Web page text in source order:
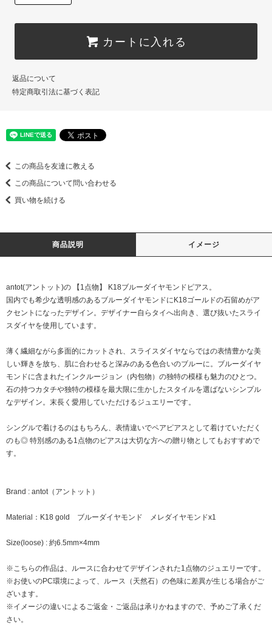
カートに入れる
返品について
特定商取引法に基づく表記
この商品を友達に教える
この商品について問い合わせる
買い物を続ける
商品説明 イメージ
antot(アントット)の 【1点物】 K18ブルーダイヤモンドピアス。
国内でも希少な透明感のあるブルーダイヤモンドにK18ゴールドの石留めがア
クセントになったデザイン。デザイナー自らタイへ出向き、選び抜いたスライ
スダイヤを使用しています。
薄く繊細ながら多面的にカットされ、スライスダイヤならではの表情豊かな美
しい輝きを放ち、肌に合わせると深みのある色合いのブルーに。ブルーダイヤ
モンドに含まれたインクルージョン（内包物）の独特の模様も魅力のひとつ。
石の持つカタチや独特の模様を最大限に生かしたスタイルを選ばないシンプル
なデザイン。末長く愛用していただけるジュエリーです。
シングルで着けるのはもちろん、表情違いでペアピアスとして着けていただく
のも◎ 特別感のある1点物のピアスは大切な方への贈り物としてもおすすめで
す。
Brand : antot（アントット）
Material：K18 gold ブルーダイヤモンド メレダイヤモンドx1
Size(loose) : 約6.5mm×4mm
※こちらの作品は、ルースに合わせてデザインされた1点物のジュエリーです。
※お使いのPC環境によって、ルース（天然石）の色味に差異が生じる場合がご
ざいます。
※イメージの違いによるご返金・ご返品は承りかねますので、予めご了承くだ
さい。